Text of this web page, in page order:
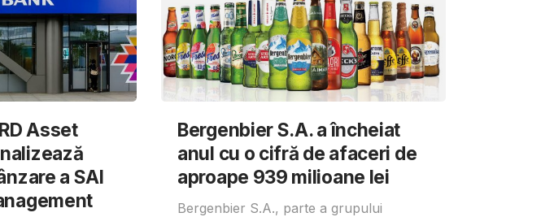
Asset
a SAI
Bergenbier S.A. a încheiat
anul cu o cifră de afaceri de
aproape 939 milioane lei
Bergenbier S.A., parte a grupului